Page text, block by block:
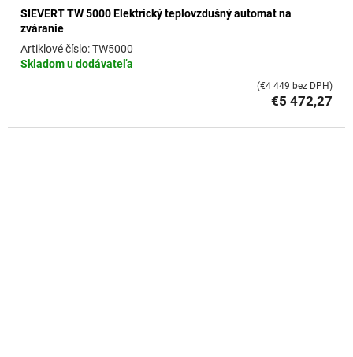
SIEVERT TW 5000 Elektrický teplovzdušný automat na
zváranie
Skladom u dodávateľa
TW5000
€5 472,27
(€4 449 bez DPH)